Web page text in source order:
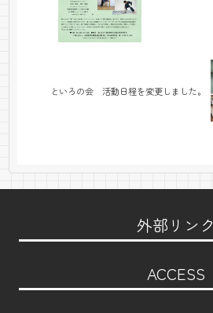
といろの会 活動日程を変更しました。
外部リンク
ACCESS